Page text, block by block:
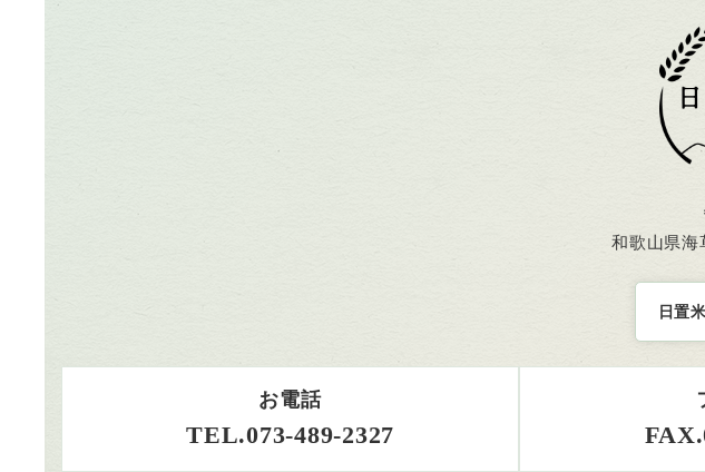
和歌山県海
日置
お電話
TEL.073-489-2327